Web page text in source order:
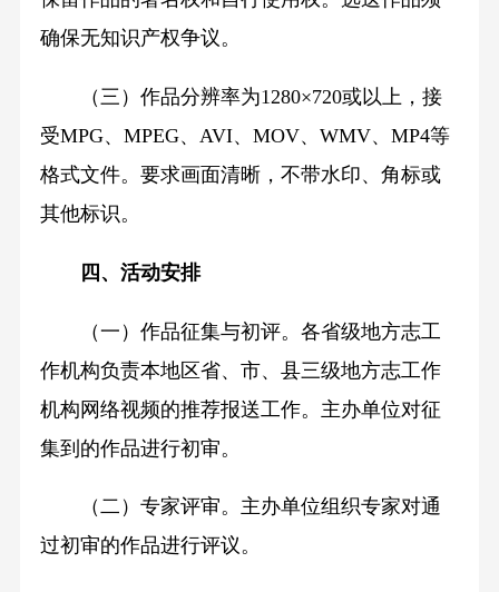
确保无知识产权争议。
（三）作品分辨率为1280×720或以上，接
受MPG、MPEG、AVI、MOV、WMV、MP4等
格式文件。要求画面清晰，不带水印、角标或
其他标识。
四、活动安排
（一）作品征集与初评。各省级地方志工
作机构负责本地区省、市、县三级地方志工作
机构网络视频的推荐报送工作。主办单位对征
集到的作品进行初审。
（二）专家评审。主办单位组织专家对通
过初审的作品进行评议。